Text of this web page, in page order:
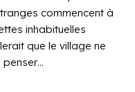
commencent à
inhabituelles
que le village ne
penser…